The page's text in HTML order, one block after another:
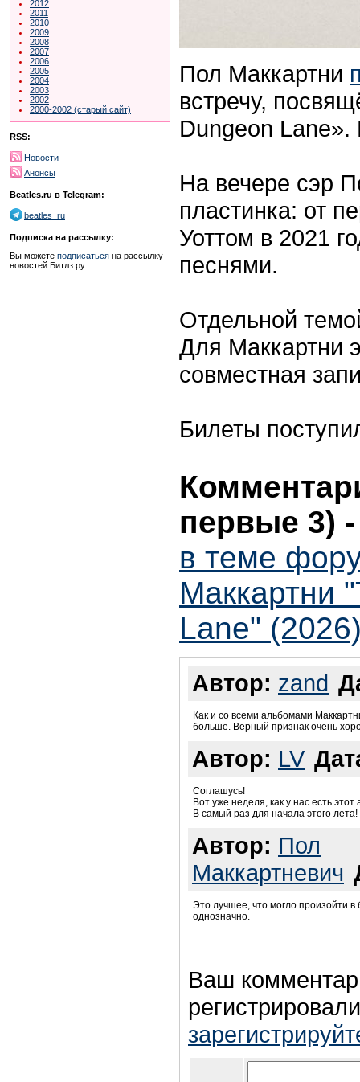
2012
2011
2010
2009
2008
2007
2006
2005
2004
2003
2002
2000-2002 (старый сайт)
RSS:
Новости
Анонсы
Beatles.ru в Telegram:
beatles_ru
Подписка на рассылку:
Вы можете подписаться на рассылку
новостей Битлз.ру
Пол Маккартни
встречу,
Dungeon
На вечере сэр
пластинка: от
Уоттом в 2021
песнями.
Отдельной
Для Маккартни
совместная
Билеты
первые 3)
в теме
Маккартни
Lane"
Автор: zand
Как и со всеми альбомами
больше. Верный признак очень
Автор: LV
Соглашусь!
Вот уже неделя, как у нас есть
В самый раз для начала этого лета!
Автор: Пол
Маккартневич
Это лучшее, что могло произойти
однозначно.
Ваш